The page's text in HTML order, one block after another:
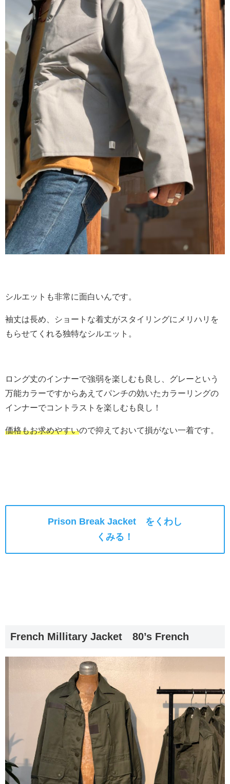
シルエットも非常に面白いんです。
袖丈は長め、ショートな着丈がスタイリングにメリハリを
もらせてくれる独特なシルエット。
ロング丈のインナーで強弱を楽しむも良し、グレーという
万能カラーですからあえてパンチの効いたカラーリングの
インナーでコントラストを楽しむも良し！
価格もお求めやすいので抑えておいて損がない一着です。
Prison Break Jacket をくわし
くみる！
French Millitary Jacket 80’s French